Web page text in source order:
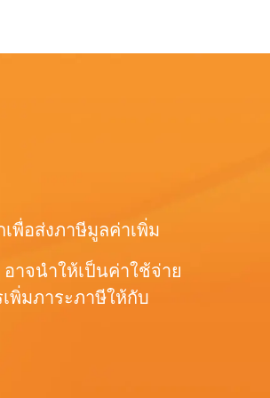
พื่อส่งภาษีมูลค่าเพิ่ม
าจนำให้เป็นค่าใช้จ่าย
พิ่มภาระภาษีให้กับ